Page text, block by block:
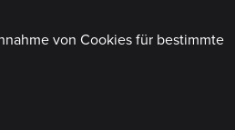
von Cookies für bestimmte